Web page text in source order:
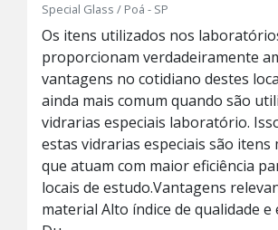
Special Glass / Poá - SP
Os itens utilizados nos
proporcionam verdadeiramente
vantagens no cotidiano destes
ainda mais comum quando são
vidrarias especiais laboratório.
estas vidrarias especiais são itens
que atuam com maior eficiência
locais de estudo.Vantagens
material Alto índice de qualidade e